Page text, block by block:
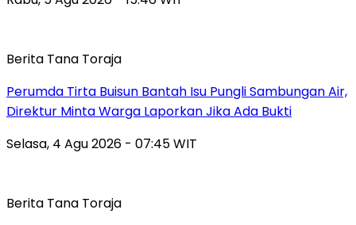
Berita Tana Toraja
Perumda Tirta Buisun Bantah Isu Pungli Sambungan Air,
Direktur Minta Warga Laporkan Jika Ada Bukti
Selasa, 4 Agu 2026 - 07:45 WIT
Berita Tana Toraja